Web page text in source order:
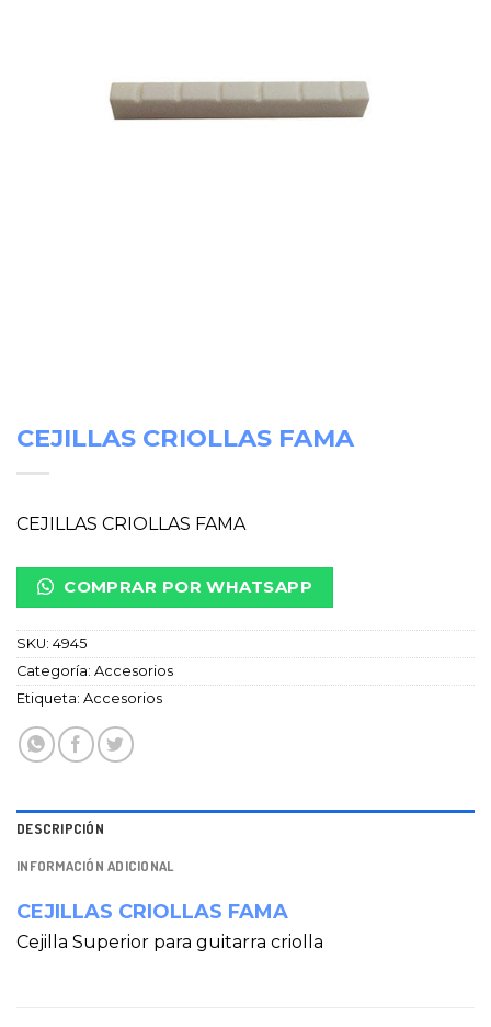
CEJILLAS CRIOLLAS FAMA
CEJILLAS CRIOLLAS FAMA
COMPRAR POR WHATSAPP
SKU: 4945
Categoría: Accesorios
Etiqueta: Accesorios
DESCRIPCIÓN
INFORMACIÓN ADICIONAL
CEJILLAS CRIOLLAS FAMA
Cejilla Superior para guitarra criolla